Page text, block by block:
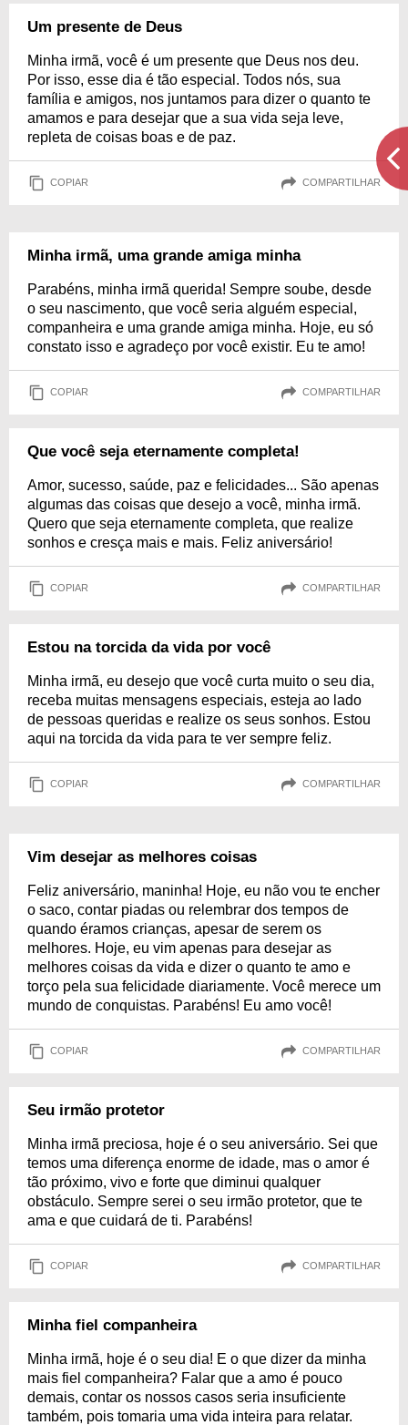
Um presente de Deus
Minha irmã, você é um presente que Deus nos deu.
Por isso, esse dia é tão especial. Todos nós, sua
família e amigos, nos juntamos para dizer o quanto te
amamos e para desejar que a sua vida seja leve,
repleta de coisas boas e de paz.
COPIAR COMPARTILHAR
Minha irmã, uma grande amiga minha
Parabéns, minha irmã querida! Sempre soube, desde
o seu nascimento, que você seria alguém especial,
companheira e uma grande amiga minha. Hoje, eu só
constato isso e agradeço por você existir. Eu te amo!
COPIAR COMPARTILHAR
Que você seja eternamente completa!
Amor, sucesso, saúde, paz e felicidades... São apenas
algumas das coisas que desejo a você, minha irmã.
Quero que seja eternamente completa, que realize
sonhos e cresça mais e mais. Feliz aniversário!
COPIAR COMPARTILHAR
Estou na torcida da vida por você
Minha irmã, eu desejo que você curta muito o seu dia,
receba muitas mensagens especiais, esteja ao lado
de pessoas queridas e realize os seus sonhos. Estou
aqui na torcida da vida para te ver sempre feliz.
COPIAR COMPARTILHAR
Vim desejar as melhores coisas
Feliz aniversário, maninha! Hoje, eu não vou te encher
o saco, contar piadas ou relembrar dos tempos de
quando éramos crianças, apesar de serem os
melhores. Hoje, eu vim apenas para desejar as
melhores coisas da vida e dizer o quanto te amo e
torço pela sua felicidade diariamente. Você merece um
mundo de conquistas. Parabéns! Eu amo você!
COPIAR COMPARTILHAR
Seu irmão protetor
Minha irmã preciosa, hoje é o seu aniversário. Sei que
temos uma diferença enorme de idade, mas o amor é
tão próximo, vivo e forte que diminui qualquer
obstáculo. Sempre serei o seu irmão protetor, que te
ama e que cuidará de ti. Parabéns!
COPIAR COMPARTILHAR
Minha fiel companheira
Minha irmã, hoje é o seu dia! E o que dizer da minha
mais fiel companheira? Falar que a amo é pouco
demais, contar os nossos casos seria insuficiente
também, pois tomaria uma vida inteira para relatar.